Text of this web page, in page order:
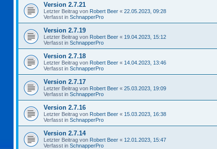
Version 2.7.21
Letzter Beitrag von Robert Beer « 22.05.2023, 09:28
Verfasst in SchnapperPro
Version 2.7.19
Letzter Beitrag von Robert Beer « 19.04.2023, 15:12
Verfasst in SchnapperPro
Version 2.7.18
Letzter Beitrag von Robert Beer « 14.04.2023, 13:46
Verfasst in SchnapperPro
Version 2.7.17
Letzter Beitrag von Robert Beer « 25.03.2023, 19:09
Verfasst in SchnapperPro
Version 2.7.16
Letzter Beitrag von Robert Beer « 15.03.2023, 16:38
Verfasst in SchnapperPro
Version 2.7.14
Letzter Beitrag von Robert Beer « 12.01.2023, 15:47
Verfasst in SchnapperPro